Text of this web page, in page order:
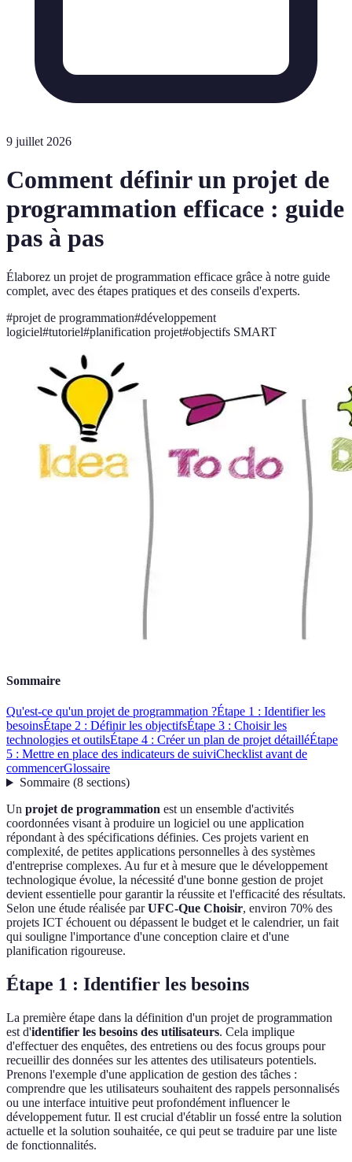
9 juillet 2026
Comment définir un projet de
programmation efficace : guide
pas à pas
Élaborez un projet de programmation efficace grâce à notre guide
complet, avec des étapes pratiques et des conseils d'experts.
#projet de programmation#développement
logiciel#tutoriel#planification projet#objectifs SMART
Sommaire
Qu'est-ce qu'un projet de programmation ?Étape 1 : Identifier les
besoinsÉtape 2 : Définir les objectifsÉtape 3 : Choisir les
technologies et outilsÉtape 4 : Créer un plan de projet détailléÉtape
5 : Mettre en place des indicateurs de suiviChecklist avant de
commencerGlossaire
Sommaire(8 sections)
Un projet de programmation est un ensemble d'activités
coordonnées visant à produire un logiciel ou une application
répondant à des spécifications définies. Ces projets varient en
complexité, de petites applications personnelles à des systèmes
d'entreprise complexes. Au fur et à mesure que le développement
technologique évolue, la nécessité d'une bonne gestion de projet
devient essentielle pour garantir la réussite et l'efficacité des résultats.
Selon une étude réalisée parUFC-Que Choisir, environ 70% des
projets ICT échouent ou dépassent le budget et le calendrier, un fait
qui souligne l'importance d'une conception claire et d'une
planification rigoureuse.
Étape 1 : Identifier les besoins
La première étape dans la définition d'un projet de programmation
est d'identifier les besoins des utilisateurs. Cela implique
d'effectuer des enquêtes, des entretiens ou des focus groups pour
recueillir des données sur les attentes des utilisateurs potentiels.
Prenons l'exemple d'une application de gestion des tâches :
comprendre que les utilisateurs souhaitent des rappels personnalisés
ou une interface intuitive peut profondément influencer le
développement futur. Il est crucial d'établir un fossé entre la solution
actuelle et la solution souhaitée, ce qui peut se traduire par une liste
de fonctionnalités.